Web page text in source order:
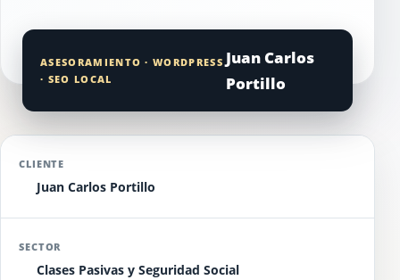
ASESORAMIENTO · WORDPRESS
· SEO LOCAL
Juan Carlos
Portillo
CLIENTE
Juan Carlos Portillo
SECTOR
Clases Pasivas y Seguridad Social